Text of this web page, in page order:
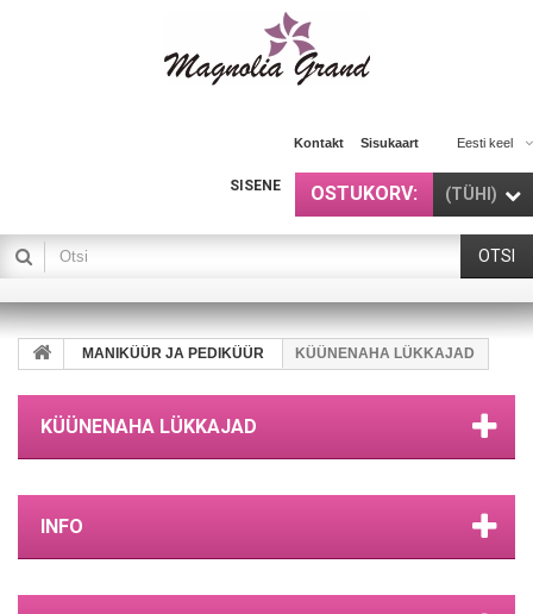
Eesti keel
Kontakt Sisukaart
OSTUKORV: (TÜHI)
SISENE
OTSI
MANIKÜÜR JA PEDIKÜÜR KÜÜNENAHA LÜKKAJAD
KÜÜNENAHA LÜKKAJAD
INFO